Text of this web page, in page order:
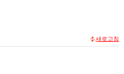
새로고침